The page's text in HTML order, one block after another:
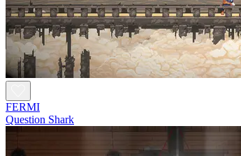
FERMI
Question Shark